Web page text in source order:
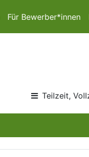
Für Bewerber*innen
Teilzeit,